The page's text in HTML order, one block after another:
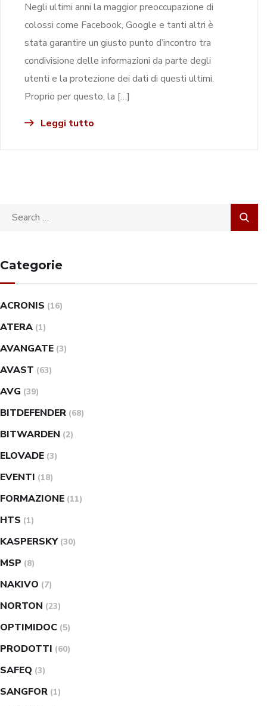
Negli ultimi anni la maggior preoccupazione di
colossi come Facebook, Google e tanti altri è
stata garantire un giusto punto d’incontro tra
condivisione delle informazioni da parte degli
utenti e la protezione dei dati di questi ultimi.
Proprio per questo, la […]
Leggi tutto
Categorie
ACRONIS (16)
ATERA (1)
AVANGATE (3)
AVAST (63)
AVG (39)
BITDEFENDER (68)
BITWARDEN (2)
ELOVADE (3)
EVENTI (18)
FORMAZIONE (11)
HTS (1)
KASPERSKY (30)
MSP (8)
NAKIVO (7)
NORTON (23)
OPTIMIDOC (5)
PRODOTTI (60)
SAFEQ (3)
SANGFOR (1)